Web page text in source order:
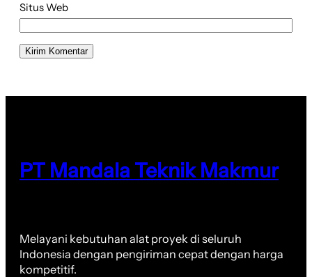
Situs Web
PT Mandala Teknik Makmur
Melayani kebutuhan alat proyek di seluruh
Indonesia dengan pengiriman cepat dengan harga
kompetitif.